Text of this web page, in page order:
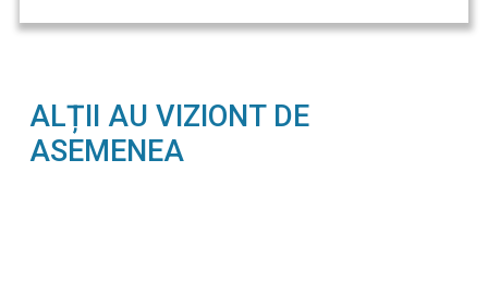
ALȚII AU VIZIONT DE
ASEMENEA